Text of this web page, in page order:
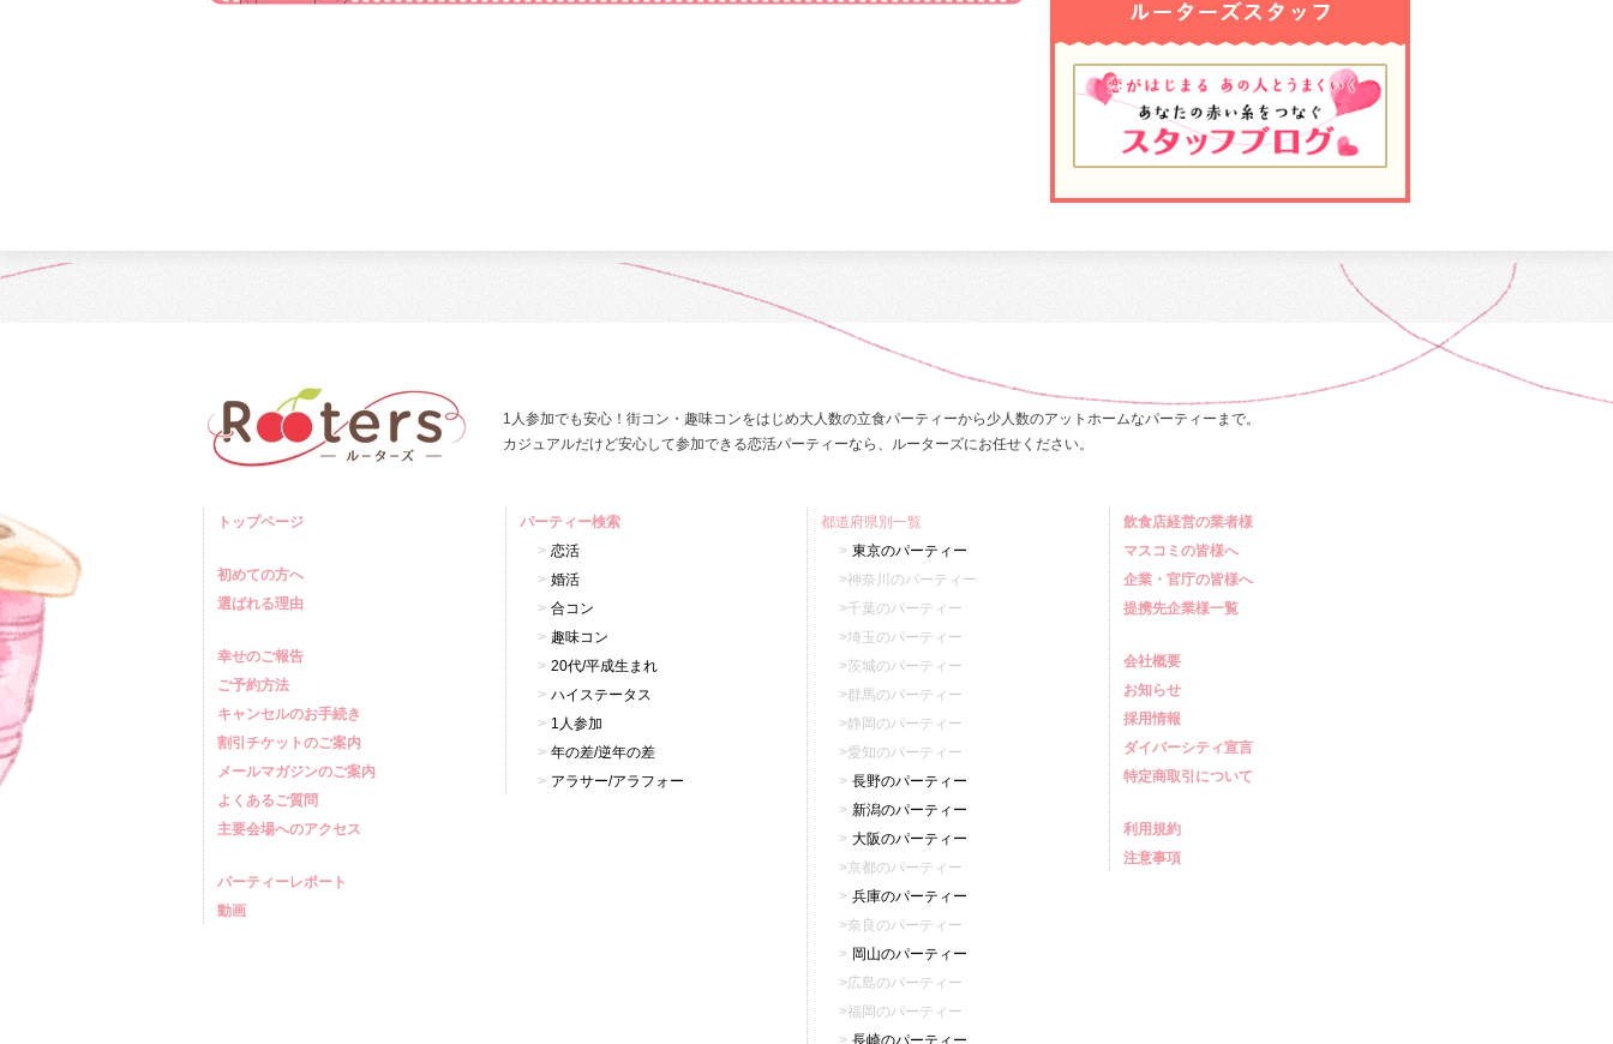
1人参加でも安心！街コン・趣味コンをはじめ大人数の立食パーティーから少人数のアットホームなパーティーまで。
カジュアルだけど安心して参加できる恋活パーティーなら、ルーターズにお任せください。
トップページ
初めての方へ
選ばれる理由
幸せのご報告
ご予約方法
キャンセルのお手続き
割引チケットのご案内
メールマガジンのご案内
よくあるご質問
主要会場へのアクセス
パーティーレポート
動画
パーティー検索
恋活
婚活
合コン
趣味コン
20代/平成生まれ
ハイステータス
1人参加
年の差/逆年の差
アラサー/アラフォー
都道府県別一覧
東京のパーティー
神奈川のパーティー
千葉のパーティー
埼玉のパーティー
茨城のパーティー
群馬のパーティー
静岡のパーティー
愛知のパーティー
長野のパーティー
新潟のパーティー
大阪のパーティー
京都のパーティー
兵庫のパーティー
奈良のパーティー
岡山のパーティー
広島のパーティー
福岡のパーティー
飲食店経営の業者様
マスコミの皆様へ
企業・官庁の皆様へ
提携先企業様一覧
会社概要
お知らせ
採用情報
ダイバーシティ宣言
特定商取引について
利用規約
注意事項